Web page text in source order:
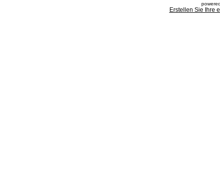
Erstellen Sie Ihre